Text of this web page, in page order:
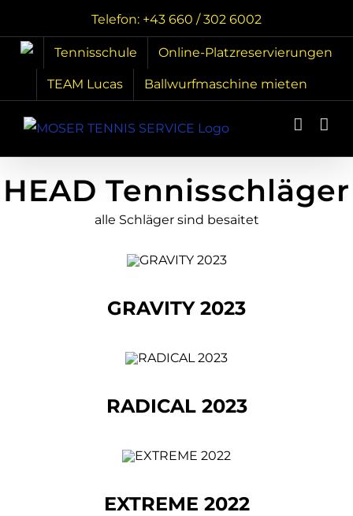
Inhalt
springen
Telefon: +43 660 / 302 6002
Tennisschule Online-Platzreservierungen
TEAM Lucas Ballwurfmaschine mieten
HEAD Tennisschläger
alle Schläger sind besaitet
GRAVITY 2023
RADICAL 2023
EXTREME 2022